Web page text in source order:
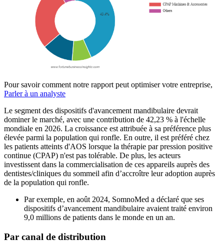
Pour savoir comment notre rapport peut optimiser votre entreprise,
Parler à un analyste
Le segment des dispositifs d'avancement mandibulaire devrait
dominer le marché, avec une contribution de 42,23 % à l'échelle
mondiale en 2026. La croissance est attribuée à sa préférence plus
élevée parmi la population qui ronfle. En outre, il est préféré chez
les patients atteints d'AOS lorsque la thérapie par pression positive
continue (CPAP) n'est pas tolérable. De plus, les acteurs
investissent dans la commercialisation de ces appareils auprès des
dentistes/cliniques du sommeil afin d’accroître leur adoption auprès
de la population qui ronfle.
Par exemple, en août 2024, SomnoMed a déclaré que ses
dispositifs d’avancement mandibulaire avaient traité environ
9,0 millions de patients dans le monde en un an.
Par canal de distribution